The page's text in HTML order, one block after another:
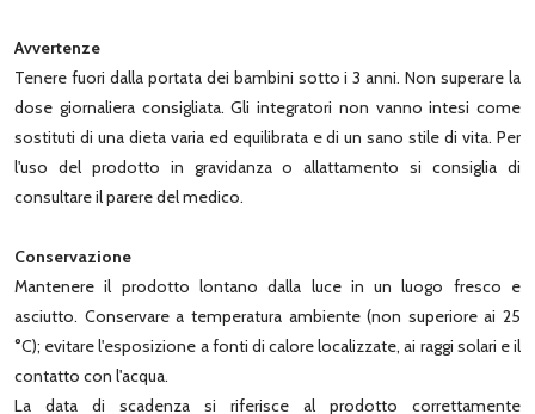
Avvertenze
Tenere fuori dalla portata dei bambini sotto i 3 anni. Non superare la
dose giornaliera consigliata. Gli integratori non vanno intesi come
sostituti di una dieta varia ed equilibrata e di un sano stile di vita. Per
l'uso del prodotto in gravidanza o allattamento si consiglia di
consultare il parere del medico.
Conservazione
Mantenere il prodotto lontano dalla luce in un luogo fresco e
asciutto. Conservare a temperatura ambiente (non superiore ai 25
°C); evitare l'esposizione a fonti di calore localizzate, ai raggi solari e il
contatto con l'acqua.
La data di scadenza si riferisce al prodotto correttamente